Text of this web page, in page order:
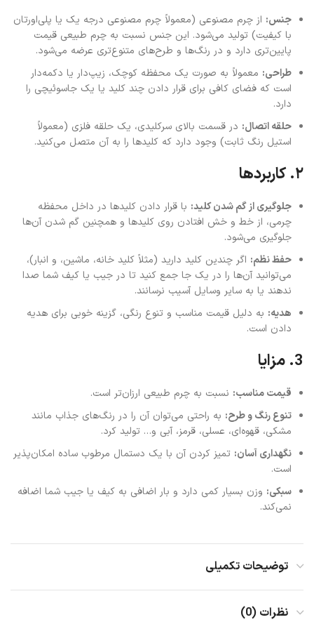
جنس: از چرم مصنوعی (معمولاً چرم مصنوعی درجه یک یا پلی‌اورتان
با کیفیت) تولید می‌شود. این جنس نسبت به چرم طبیعی قیمت
پایین‌تری دارد و در رنگ‌ها و طرح‌های متنوع‌تری عرضه می‌شود.
طراحی: معمولاً به صورت یک محفظه کوچک، زیپ‌دار یا دکمه‌دار
است که فضای کافی برای قرار دادن چند کلید یا یک جاسوئیچی را
دارد.
حلقه اتصال: در قسمت بالای سرکلیدی، یک حلقه فلزی (معمولاً
استیل رنگ ثابت) وجود دارد که کلیدها را به آن متصل می‌کنید.
۲. کاربردها
جلوگیری از گم شدن کلید: با قرار دادن کلیدها در داخل محفظه
چرمی، از خط و خش افتادن روی کلیدها و همچنین گم شدن آن‌ها
جلوگیری می‌شود.
حفظ نظم: اگر چندین کلید دارید (مثلاً کلید خانه، ماشین، و انبار)،
می‌توانید آن‌ها را در یک جا جمع کنید تا در جیب یا کیف شما صدا
ندهند یا به سایر وسایل آسیب نرسانند.
هدیه: به دلیل قیمت مناسب و تنوع رنگی، گزینه خوبی برای هدیه
دادن است.
3. مزایا
قیمت مناسب: نسبت به چرم طبیعی ارزان‌تر است.
تنوع رنگ و طرح: به راحتی می‌توان آن را در رنگ‌های جذاب مانند
مشکی، قهوه‌ای، عسلی، قرمز، آبی و… تولید کرد.
نگهداری آسان: تمیز کردن آن با یک دستمال مرطوب ساده امکان‌پذیر
است.
سبکی: وزن بسیار کمی دارد و بار اضافی به کیف یا جیب شما اضافه
نمی‌کند.
توضیحات تکمیلی
نظرات (0)